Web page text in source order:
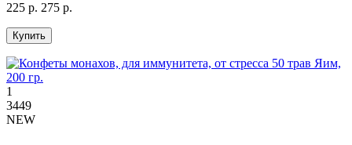
225 р. 275 р.
Купить
1
3449
NEW